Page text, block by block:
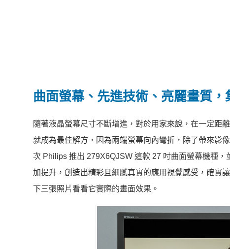
曲面螢幕、先進技術、亮麗畫質，
隨著液晶螢幕尺寸不斷增進，對於用家來說，在一定距
就成為最佳解方，因為兩端螢幕向內彎折，除了帶來影
次 Philips 推出 279X6QJSW 這款 27 吋曲面螢幕機種
加提升，創造出精彩且細膩真實的應用視覺感受，確實
下三張照片看看它實際的畫面效果。